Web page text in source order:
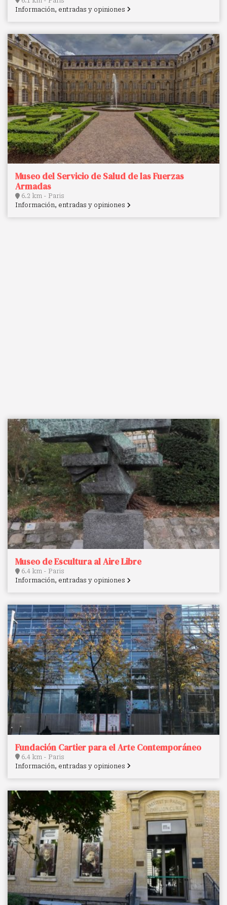
Información, entradas y opiniones
Museo del Servicio de Salud de las Fuerzas
Armadas
6.2 km - Paris
Información, entradas y opiniones
Museo de Escultura al Aire Libre
6.4 km - Paris
Información, entradas y opiniones
Fundación Cartier para el Arte Contemporáneo
6.4 km - Paris
Información, entradas y opiniones